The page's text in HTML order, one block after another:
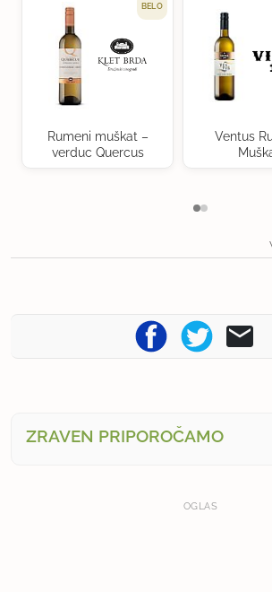
BELO
Rumeni muškat –
verduc Quercus
Ventus
ZRAVEN PRIPOROČAMO
OGLAS